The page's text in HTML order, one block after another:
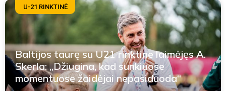
U-21 RINKTINĖ
Baltijos taurę su U21 rinktine laimėjęs A.
Skerla: „Džiugina, kad sunkiuose
momentuose žaidėjai nepasiduoda“